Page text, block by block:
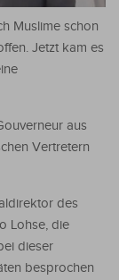
Muslime schon
Jetzt kam es
aus
Vertretern
des
Lohse, die
dieser
besprochen